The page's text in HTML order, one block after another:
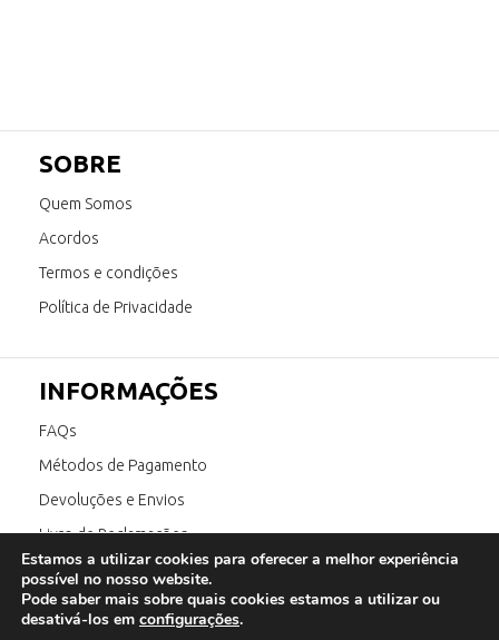
SOBRE
Quem Somos
Acordos
Termos e condições
Política de Privacidade
INFORMAÇÕES
FAQs
Métodos de Pagamento
Devoluções e Envios
Livro de Reclamações
Canal de Denúncia
Estamos a utilizar cookies para oferecer a melhor experiência
possível no nosso website.
Pode saber mais sobre quais cookies estamos a utilizar ou
desativá-los em configurações.